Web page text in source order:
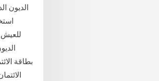
للعيش
بطاقة